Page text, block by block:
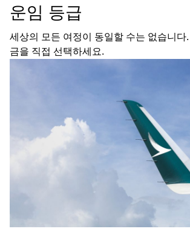
운임 등급
세상의 모든 여정이 동일할 수는 없습니다
금을 직접 선택하세요.